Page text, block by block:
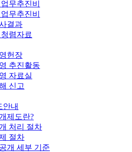
무추진비
무추진비
결과
렴자료
헌장
추진활동
자료실
신고
안내
제도란?
처리 절차
절차
개 세부 기준